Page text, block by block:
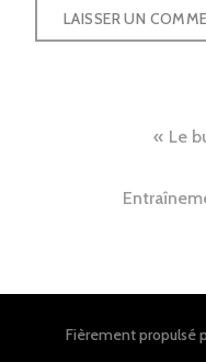
l’article
Le
Fièrement propulsé